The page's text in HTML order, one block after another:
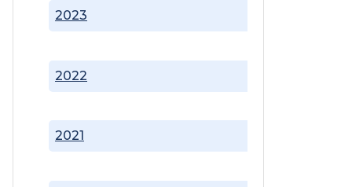
2021
2022
2023